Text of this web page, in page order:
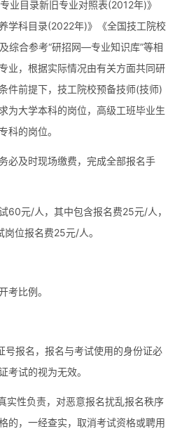
业目录新旧专业对照表(2012年)》
学科目录(2022年)》《全国技工院校
综合参考“研招网—专业知识库”等相
业，根据实际情况由有关方面共同研
件前提下，技工院校预备技师(技师)
为大学本科的岗位，高级工班毕业生
科的岗位。
必及时现场缴费，完成全部报名手
60元/人，其中包含报名费25元/人，
位报名费25元/人。
考比例。
号报名，报名与考试使用的身份证必
考试的视为无效。
实性负责，对恶意报名扰乱报名秩序
的，一经查实，取消考试资格或聘用